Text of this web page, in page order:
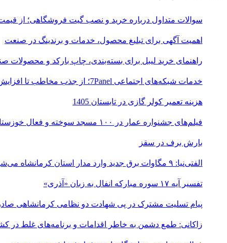
سوالات متداول درباره خرید و نصب گیت فروشگاهی؛ از
اهمیت آگهی برای تبلیغ محصول، خدمات و برندینگ در صنعت
راهنمای خرید لیبل برای بسته‌بندی، چاپ بارکد و محصولات
خدمات شبکه‌های اجتماعی 7Panel؛ از جذب مخاطب تا افزایش درآمد
هزینه تعمیر کولر گازی در تابستان 1405
فیلم‌های جشنواره عمار در ۱۰۰ مسجد سوخته و فعال خوزستان اکران شد
بارش برف در سقز
الفتی‌نیا: ۹ مگاوات برق جدید وارد مدار استان کرمانشاه می‌شود
تفسیر آیه ۱۷ سوره مبارکه انفال به زبان «آذری»
پیام تسلیت مشترک در پی شهادت دو نظامی کرمانشاهی
زاکانی: طمع دشمن به خاطر اقدامات و برنامه‌های غلط در